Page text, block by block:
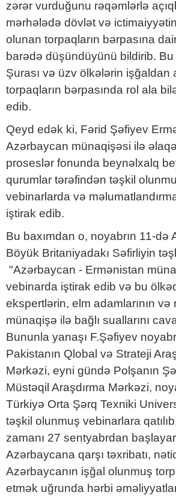
zərər vurduğunu rəqəmlərlə
mərhələdə dövlət və
olunan torpaqların bərpasına
barədə düşündüyünü bildirib.
Şurası və üzv ölkələrin işğaldan
torpaqların bərpasında rol ala
edib.
Qeyd edək ki, Fərid Şəfiyev
Azərbaycan münaqişəsi ilə
proseslər fonunda beynəlxalq
qurumlar tərəfindən təşkil
vebinarlarda və
iştirak edib.
Bu baxımdan o, noyabrın 11-də
Böyük Britaniyadakı Səfirliyin
"Azərbaycan - Ermənistan
vebinarda iştirak edib və bu
ekspertlərin, elm adamlarının və
münaqişə ilə bağlı suallarını
Bununla yanaşı F.Şəfiyev
Pakistanın Qlobal və Strateji
Mərkəzi, eyni gündə Polşanın
Müstəqil Araşdırma Mərkəzi,
Türkiyə Orta Şərq Texniki
təşkil olunmuş vebinarlara
zamanı 27 sentyabrdan
Azərbaycana qarşı təxribatı,
Azərbaycanın işğal olunmuş
etmək uğrunda hərbi